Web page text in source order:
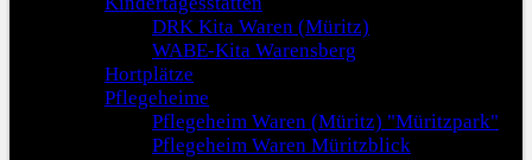
DRK Kita Waren (Müritz)
WABE-Kita Warensberg
Hortplätze
Pflegeheime
Pflegeheim Waren (Müritz) "Müritzpark"
Pflegeheim Waren Müritzblick